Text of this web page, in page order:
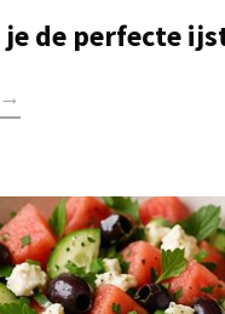
je de perfecte